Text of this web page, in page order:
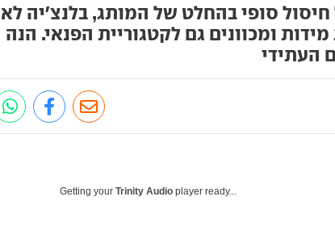
חיסול סופי בהחלט של המותג, בלנצ'יה לא
ומכוונים גם לקטגוריית הפנאי. הנה
העתידי
Getting yourTrinity Audio player ready...